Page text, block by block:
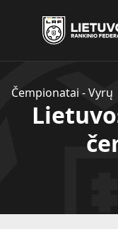
Naujienos
Federacija
Rinktinės
Čempionatai
Čempionatai - Vyrų